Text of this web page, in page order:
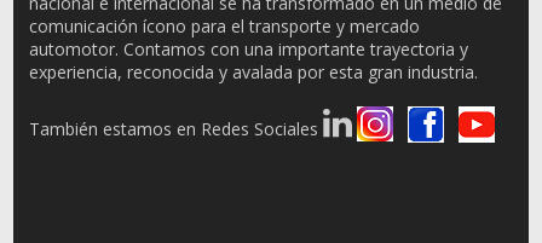
comunicación ícono para el transporte y mercado
automotor. Contamos con una importante trayectoria y
experiencia, reconocida y avalada por esta gran industria.
También estamos en Redes Sociales